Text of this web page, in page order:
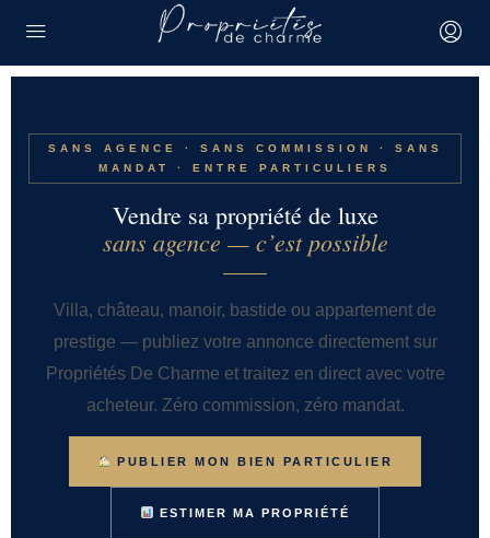
SANS AGENCE · SANS COMMISSION · SANS
MANDAT · ENTRE PARTICULIERS
Vendre sa propriété de luxe
sans agence — c’est possible
Villa, château, manoir, bastide ou appartement de
prestige — publiez votre annonce directement sur
Propriétés De Charme et traitez en direct avec votre
acheteur. Zéro commission, zéro mandat.
PUBLIER MON BIEN PARTICULIER
ESTIMER MA PROPRIÉTÉ